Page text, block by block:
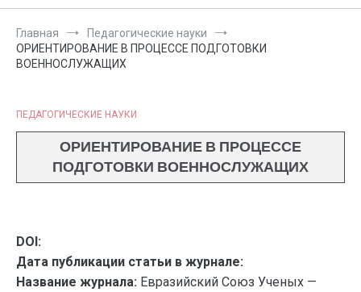
Главная
Педагогические науки
ОРИЕНТИРОВАНИЕ В ПРОЦЕССЕ ПОДГОТОВКИ
ВОЕННОСЛУЖАЩИХ
ПЕДАГОГИЧЕСКИЕ НАУКИ
ОРИЕНТИРОВАНИЕ В ПРОЦЕССЕ
ПОДГОТОВКИ ВОЕННОСЛУЖАЩИХ
DOI:
Дата публикации статьи в журнале:
Название журнала: Евразийский Союз Ученых —